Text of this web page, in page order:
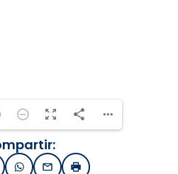
Twitter
WhatsApp
EmailImprimir